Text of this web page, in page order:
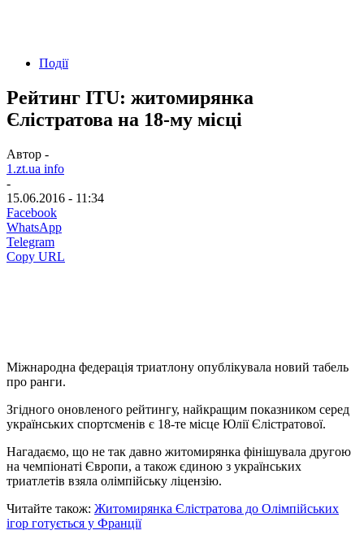
Події
Рейтинг ITU: житомирянка
Єлістратова на 18-му місці
Автор -
1.zt.ua info
-
15.06.2016 - 11:34
Facebook
WhatsApp
Telegram
Copy URL
Міжнародна федерація триатлону опублікувала новий табель
про ранги.
Згідного оновленого рейтингу, найкращим показником серед
українських спортсменів є 18-те місце Юлії Єлістратової.
Нагадаємо, що не так давно житомирянка фінішувала другою
на чемпіонаті Європи, а також єдиною з українських
триатлетів взяла олімпійську ліцензію.
Читайте також: Житомирянка Єлістратова до Олімпійських
ігор готується у Франції